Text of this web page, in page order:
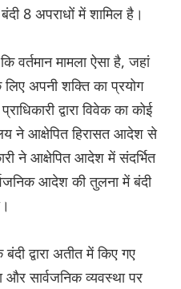
8 अपराधों में शामिल है।
वर्तमान मामला ऐसा है, जहां
अपनी शक्ति का प्रयोग
द्वारा विवेक का कोई
ने आक्षेपित हिरासत आदेश से
ने आक्षेपित आदेश में संदर्भित
आदेश की तुलना में बंदी
द्वारा अतीत में किए गए
और सार्वजनिक व्यवस्था पर